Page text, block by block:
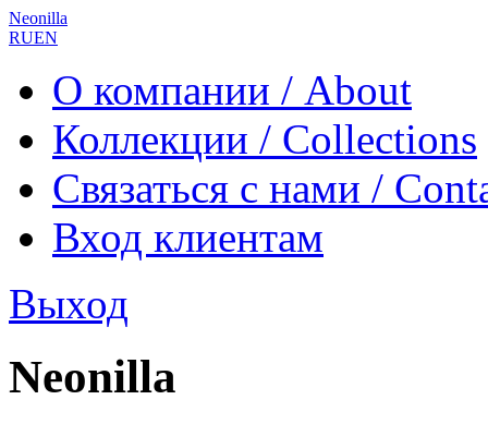
Neonilla
RUEN
О компании / About
Коллекции / Collections
Связаться с нами /
Вход клиентам
Выход
Neonilla